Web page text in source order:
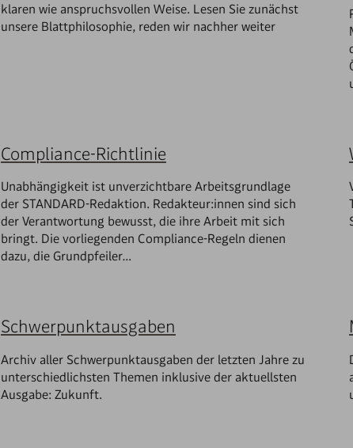
klaren wie anspruchsvollen Weise. Lesen Sie zunächst
unsere Blattphilosophie, reden wir nachher weiter
Compliance-Richtlinie
Unabhängigkeit ist unverzichtbare Arbeitsgrundlage
der STANDARD-Redaktion. Redakteur:innen sind sich
der Verantwortung bewusst, die ihre Arbeit mit sich
bringt. Die vorliegenden Compliance-Regeln dienen
dazu, die Grundpfeiler…
Schwerpunktausgaben
Archiv aller Schwerpunktausgaben der letzten Jahre zu
unterschiedlichsten Themen inklusive der aktuellsten
Ausgabe: Zukunft.